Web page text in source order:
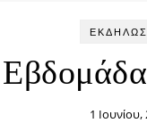
1 Ιουνίου,